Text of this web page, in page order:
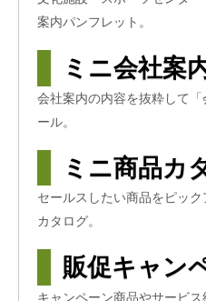
案内パンフレット。
ミニ会社案
会社案内の内容を抜粋して
ール。
ミニ商品カ
セールスしたい商品をピッ
カタログ。
販促キャン
キャンペーン商品やサービ